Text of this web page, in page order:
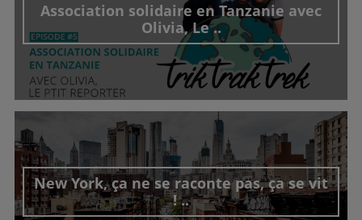
Association solidaire en Tanzanie avec
Olivia, Le ..
Découvrir cet interview
New York, ça ne se raconte pas, ça se vit
! ..